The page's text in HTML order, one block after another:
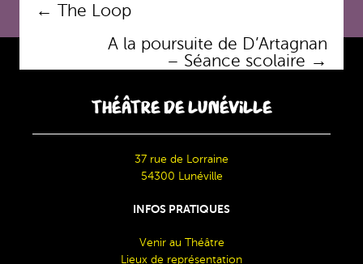
Navigation
← The Loop
A la poursuite de D’Artagnan
– Séance scolaire →
THÉÂTRE DE LUNÉVILLE
37 rue de Lorraine
54300 Lunéville
INFOS PRATIQUES
Venir au Théâtre
Lieux de représentation